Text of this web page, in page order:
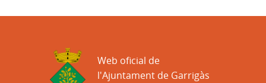
Web oficial de
l'Ajuntament de Garrigàs